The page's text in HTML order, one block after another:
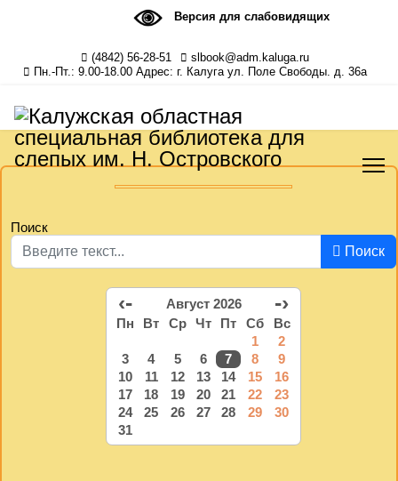
Версия для слабовидящих
(4842) 56-28-51
slbook@adm.kaluga.ru
Пн.-Пт.: 9.00-18.00 Адрес: г. Калуга ул. Поле Свободы. д. 36а
Поиск
Поиск
‹- Август 2026 -›
Пн Вт Ср Чт Пт Сб
Вс
1
2
3
4 5 6 7 8
9
10
11 12 13 14 15
16
17
18 19 20 21 22
23
24
25 26 27 28 29
30
31